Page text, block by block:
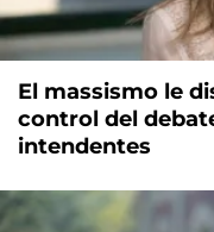
El massismo le
control del
intendentes